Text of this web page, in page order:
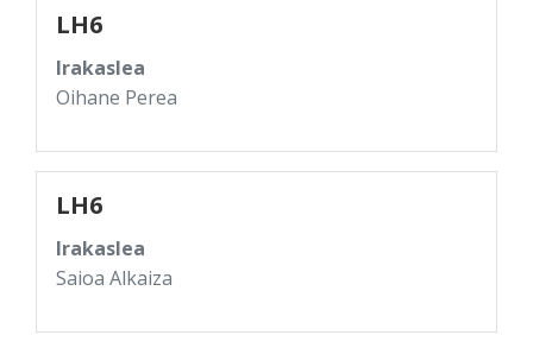
LH6
Irakaslea
Oihane Perea
LH6
Irakaslea
Saioa Alkaiza